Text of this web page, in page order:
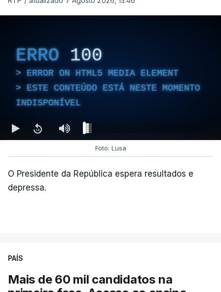
também trabalhou para o
diretor financeiro da PJ
atualizado 7 Agosto 2026, 14:26
ERRO 100
ERROR ON HTML5 MEDIA ELEMENT
ESTE CONTEÚDO ESTÁ NESTE MOMENTO
INDISPONÍVEL
Foto: Lusa
O Presidente da República espera resultados e
depressa.
PAÍS
Mais de 60 mil candidatos na